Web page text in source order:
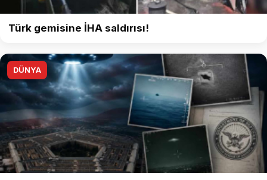
Türk gemisine İHA saldırısı!
DÜNYA